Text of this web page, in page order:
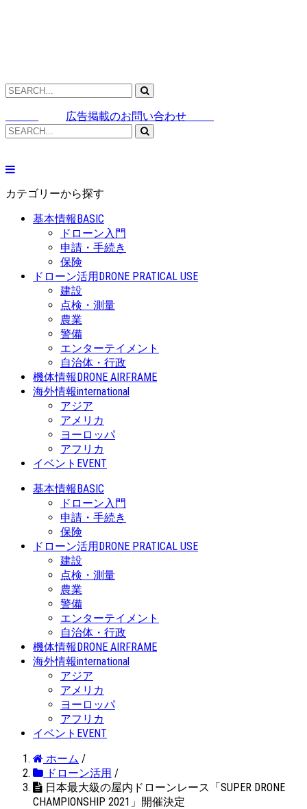
広告掲載のお問い合わせ
カテゴリーから探す
基本情報BASIC
ドローン入門
申請・手続き
保険
ドローン活用DRONE PRATICAL USE
建設
点検・測量
農業
警備
エンターテイメント
自治体・行政
機体情報DRONE AIRFRAME
海外情報international
アジア
アメリカ
ヨーロッパ
アフリカ
イベント EVENT
基本情報BASIC
ドローン入門
申請・手続き
保険
ドローン活用DRONE PRATICAL USE
建設
点検・測量
農業
警備
エンターテイメント
自治体・行政
機体情報DRONE AIRFRAME
海外情報international
アジア
アメリカ
ヨーロッパ
アフリカ
イベント EVENT
ホーム /
ドローン活用 /
日本最大級の屋内ドローンレース「SUPER DRONE
CHAMPIONSHIP 2021」開催決定